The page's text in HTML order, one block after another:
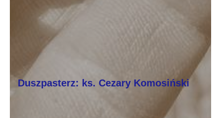
Duszpasterz: ks. Cezary Komosiński